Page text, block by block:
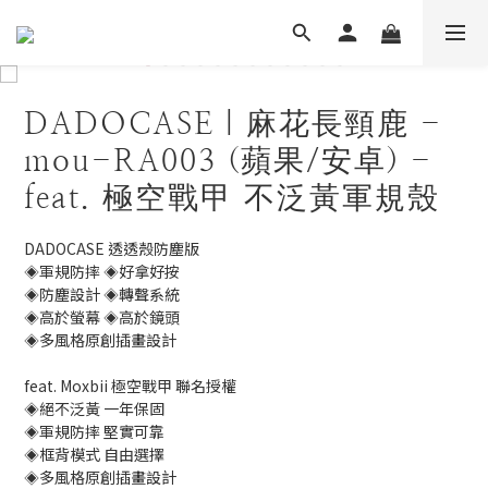
DADOCASE｜麻花長頸鹿 -
mou-RA003 (蘋果/安卓) -
feat. 極空戰甲 不泛黃軍規殼
DADOCASE 透透殼防塵版
◈軍規防摔 ◈好拿好按
◈防塵設計 ◈轉聲系統
◈高於螢幕 ◈高於鏡頭
◈多風格原創插畫設計
feat. Moxbii 極空戰甲 聯名授權
◈絕不泛黃 一年保固
◈軍規防摔 堅實可靠
◈框背模式 自由選擇
◈多風格原創插畫設計